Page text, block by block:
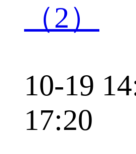
（2）
10-19
17:20